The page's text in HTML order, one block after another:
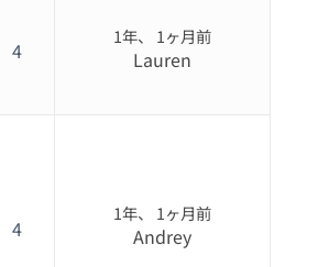
4
1年、 1ヶ月前
Lauren
4
1年、 1ヶ月前
Andrey